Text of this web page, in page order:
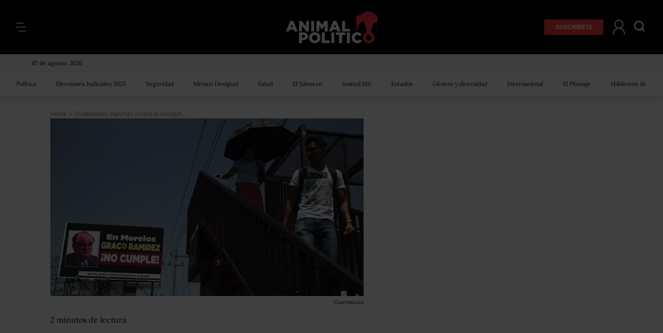
SUSCRÍBETE
07 de agosto, 2026
Política Elecciones Judiciales 2025 Seguridad México Desigual Salud El Sabueso Animal MX Estados Género y diversidad Internacional El Plumaje Hablemos de
Home > Ciudadanos marchan contra la inseguridad y piden renuncia de Graco en Morelos
Cuartoscuro
2 minutos de lectura